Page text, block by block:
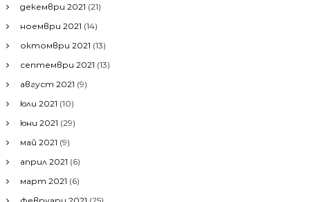
декември 2021 (21)
ноември 2021 (14)
октомври 2021 (13)
септември 2021 (13)
август 2021 (9)
юли 2021 (10)
юни 2021 (29)
май 2021 (9)
април 2021 (6)
март 2021 (6)
февруари 2021 (25)